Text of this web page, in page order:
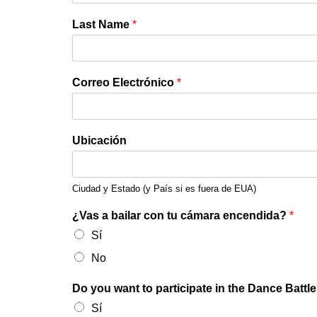
Last Name *
Correo Electrónico *
Ubicación
Ciudad y Estado (y País si es fuera de EUA)
¿Vas a bailar con tu cámara encendida? *
Sí
No
Do you want to participate in the Dance
Sí